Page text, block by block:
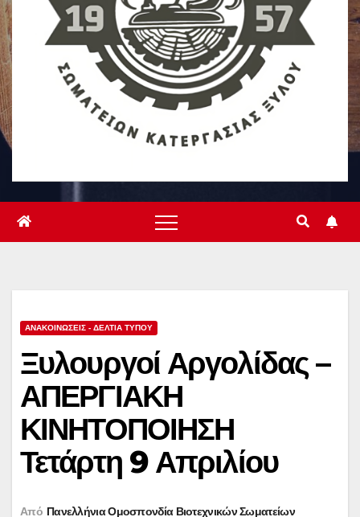
ΑΝΑΚΟΙΝΏΣΕΙΣ - ΔΕΛΤΊΑ ΤΎΠΟΥ
Ξυλουργοί Αργολίδας –
ΑΠΕΡΓΙΑΚΗ
ΚΙΝΗΤΟΠΟΙΗΣΗ
Τετάρτη 9 Απριλίου
Από Πανελλήνια Ομοσπονδία Βιοτεχνικών Σωματείων